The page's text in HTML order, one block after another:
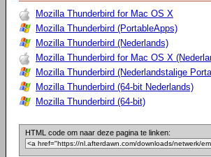
Mozilla Thunderbird for Mac OS X
Mozilla Thunderbird (PortableApps)
Mozilla Thunderbird (Nederlands)
Mozilla Thunderbird for Mac OS X
Mozilla Thunderbird (Nederlandstalige
Mozilla Thunderbird (64-bit Nederlands)
Mozilla Thunderbird (64-bit)
HTML code om naar deze pagina te linken: